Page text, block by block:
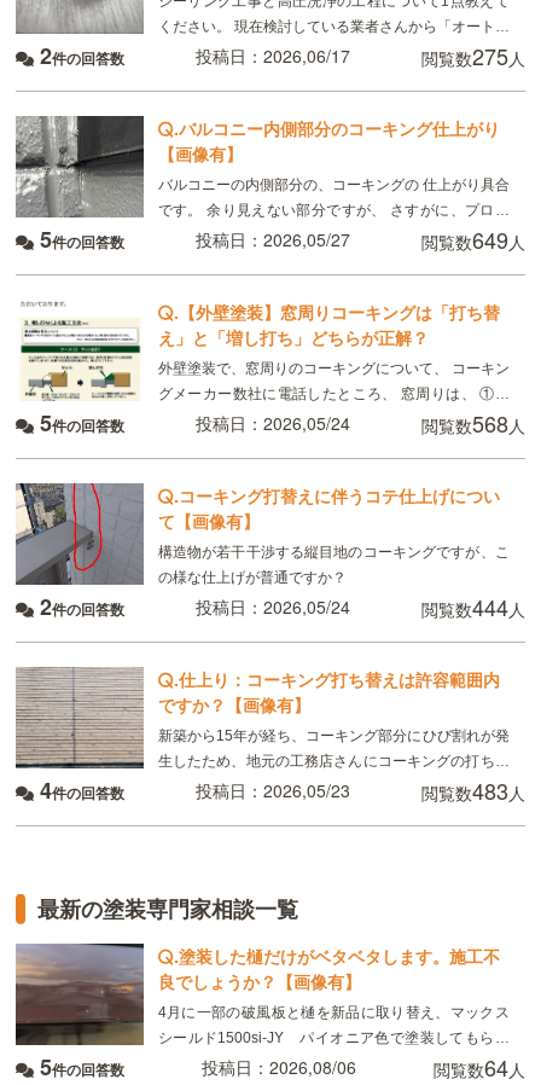
ください。 現在検討している業者さんから「オートン
イクシードの打ち換え工事後、1週間ほど乾燥させて
2件の回答数 投稿日：2026,06/17 閲覧数275人
.バルコニー内側部分のコーキング仕上がり
【画像有】
バルコニーの内側部分の、コーキングの 仕上がり具合
です。 余り見えない部分ですが、 さすがに、プロと
は言えない仕上げと、 思いますが、 皆さんの、ご意
5件の回答数 投稿日：2026,05/27 閲覧数649人
. 【外壁塗装】窓周りコーキングは「打ち替
え」と「増し打ち」どちらが正解？
外壁塗装で、窓周りのコーキングについて、 コーキン
グメーカー数社に電話したところ、 窓周りは、 ①サ
ッシの下地ジョイナーを傷付ける可能性が有る ②全撤
5件の回答数 投稿日：2026,05/24 閲覧数568人
.コーキング打替えに伴うコテ仕上げについ
て【画像有】
構造物が若干干渉する縦目地のコーキングですが、こ
の様な仕上げが普通ですか？
2件の回答数 投稿日：2026,05/24 閲覧数444人
.仕上り：コーキング打ち替えは許容範囲内
ですか？【画像有】
新築から15年が経ち、コーキング部分にひび割れが発
生したため、地元の工務店さんにコーキングの打ち替
えなど外壁のメンテナンスを行いました。 足場の養生
4件の回答数 投稿日：2026,05/23 閲覧数483人
最新の塗装専門家相談一覧
.塗装した樋だけがベタベタします。施工不
良でしょうか？【画像有】
4月に一部の破風板と樋を新品に取り替え、マックス
シールド1500si-JY パイオニア色で塗装してもらい
ました。 8月現在、樋がベタベタして小さい虫が張り
5件の回答数 投稿日：2026,08/06 閲覧数64人